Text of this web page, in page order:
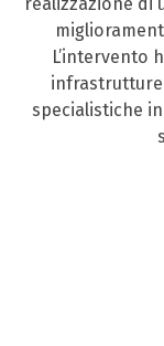
L’intervento
infrastrutture
specialistiche